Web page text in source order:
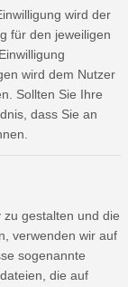
wird der
für den jeweiligen
wird dem Nutzer
Sollten Sie Ihre
dass Sie an
gestalten und die
verwenden wir auf
sogenannte
die auf